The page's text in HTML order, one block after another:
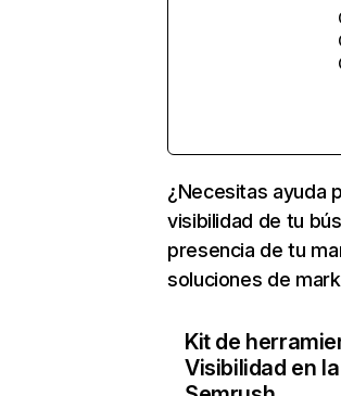
¿Necesitas ayuda
visibilidad de tu
presencia de tu
soluciones de
Kit de
Visibilidad en